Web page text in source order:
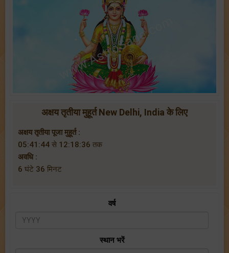
अक्षय तृतीया मुहूर्त New Delhi, India के लिए
अक्षय तृतीया पूजा मुहूर्त :
05:41:44 से 12:18:36 तक
अवधि :
6 घंटे 36 मिनट
वर्ष
स्थान भरें